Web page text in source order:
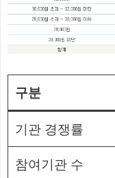
구분
기관 경쟁률
참여기관 수